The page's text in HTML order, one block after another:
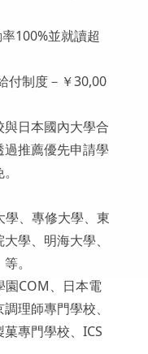
100%並就讀超
付制度－￥30,00
與日本國內大學合
推薦優先申請學
、專修大學、東
學、明海大學、
。
COM、日本電
理師專門學校、
專門學校、ICS